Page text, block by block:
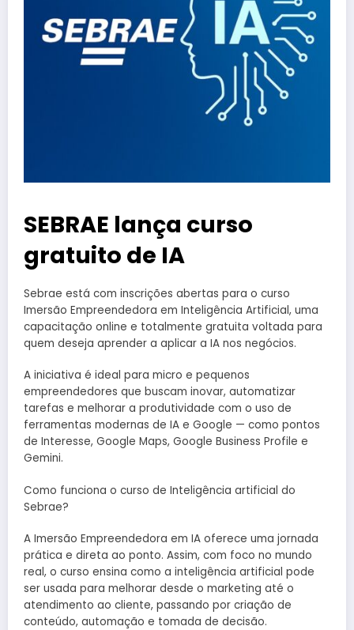
SEBRAE lança curso
gratuito de IA
Sebrae está com inscrições abertas para o curso
Imersão Empreendedora em Inteligência Artificial, uma
capacitação online e totalmente gratuita voltada para
quem deseja aprender a aplicar a IA nos negócios.
A iniciativa é ideal para micro e pequenos
empreendedores que buscam inovar, automatizar
tarefas e melhorar a produtividade com o uso de
ferramentas modernas de IA e Google — como pontos
de Interesse, Google Maps, Google Business Profile e
Gemini.
Como funciona o curso de Inteligência artificial do
Sebrae?
A Imersão Empreendedora em IA oferece uma jornada
prática e direta ao ponto. Assim, com foco no mundo
real, o curso ensina como a inteligência artificial pode
ser usada para melhorar desde o marketing até o
atendimento ao cliente, passando por criação de
conteúdo, automação e tomada de decisão.